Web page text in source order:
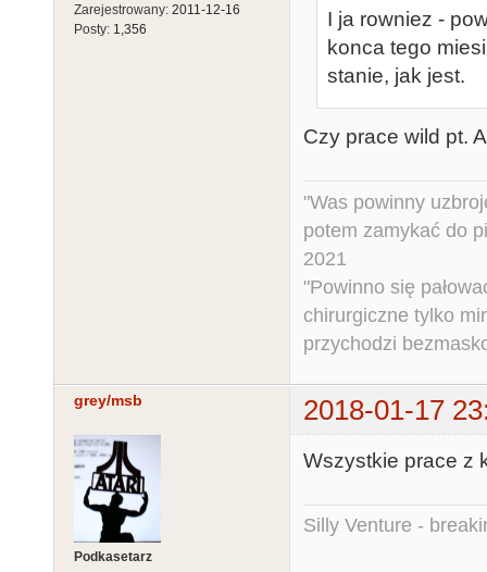
Zarejestrowany: 2011-12-16
Posty: 1,356
I ja rowniez -
konca tego
stanie, jak jest.
Czy prace wild pt.
"Was powinny
potem zamykać do
2021
"Powinno się
chirurgiczne tylko
przychodzi
grey/msb 2018-01-17
Podkasetarz
Wszystkie prace z
Silly Venture -